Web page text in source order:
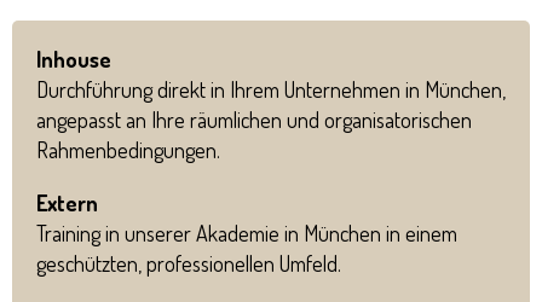
Inhouse
Durchführung direkt in Ihrem Unternehmen in München,
angepasst an Ihre räumlichen und organisatorischen
Rahmenbedingungen.
Extern
Training in unserer Akademie in München in einem
geschützten, professionellen Umfeld.